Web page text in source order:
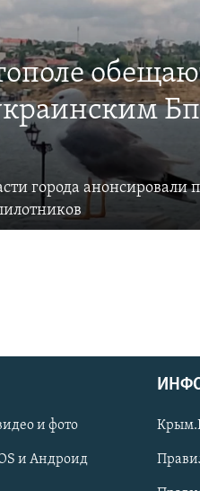
города анонсировали
и фото
и Андроид